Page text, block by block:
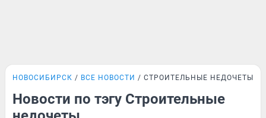
НОВОСИБИРСК ВСЕ НОВОСТИ СТРОИТЕЛЬНЫЕ НЕДОЧЕТЫ
Новости по тэгу Строительные